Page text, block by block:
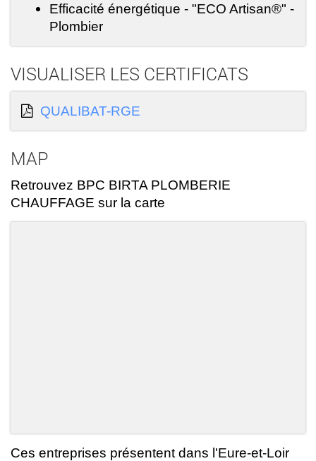
Efficacité énergétique - "ECO Artisan®" -
Plombier
VISUALISER LES CERTIFICATS
QUALIBAT-RGE
MAP
Retrouvez BPC BIRTA PLOMBERIE
CHAUFFAGE sur la carte
Ces entreprises présentent dans l'Eure-et-Loir